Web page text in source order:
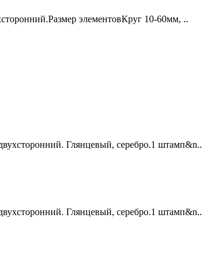
элементовКруг 10-60мм, ..
Глянцевый, серебро.1 штамп&n..
Глянцевый, серебро.1 штамп&n..